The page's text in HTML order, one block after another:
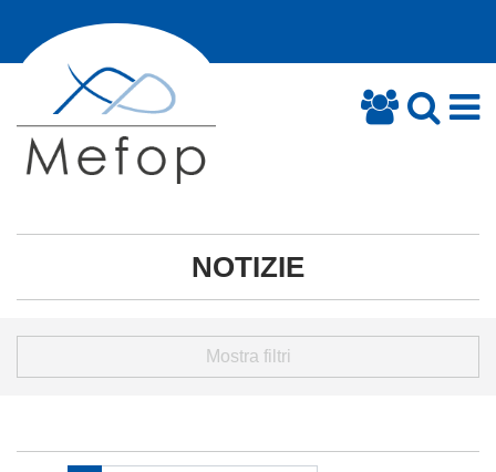
NOTIZIE
Mostra filtri